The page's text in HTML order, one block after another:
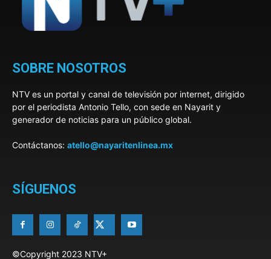
SOBRE NOSOTROS
NTV es un portal y canal de televisión por internet, dirigido
por el periodista Antonio Tello, con sede en Nayarit y
generador de noticias para un público global.
Contáctanos: atello@nayaritenlinea.mx
SÍGUENOS
©Copyright 2023 NTV+